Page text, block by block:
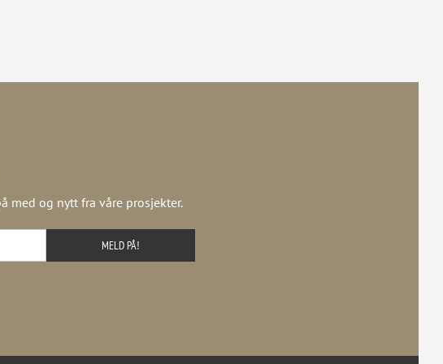
med og nytt fra våre prosjekter.